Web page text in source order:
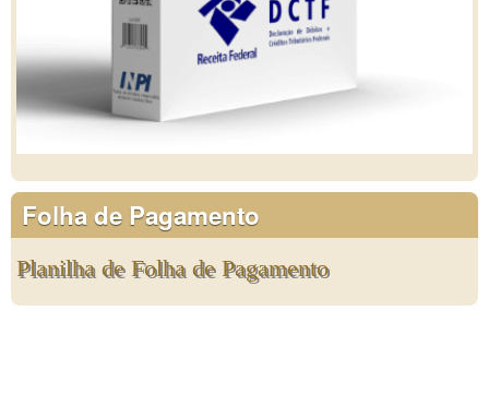
Folha de Pagamento
Planilha de Folha de Pagamento